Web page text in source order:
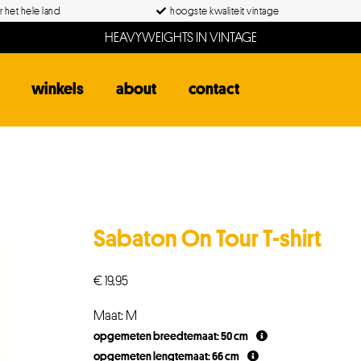
het hele land hoogste kwaliteit vintage
HEAVYWEIGHTS IN VINTAGE
winkels about contact
Sabaton On Tour T-shirt
€19,95
Maat: M
opgemeten breedtemaat: 50 cm
opgemeten lengtemaat: 66 cm